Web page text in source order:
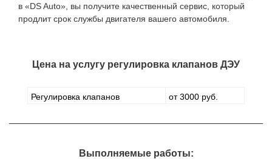
в «DS Auto», вы получите качественный сервис, который
продлит срок службы двигателя вашего автомобиля.
Цена на услугу регулировка клапанов ДЭУ
Регулировка клапанов от 3000 руб.
Выполняемые работы: